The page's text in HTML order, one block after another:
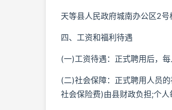
天等县人民政府城南办公区2号
四、工资和福利待遇
(一)工资待遇：正式聘用后，
(二)社会保障：正式聘用人员
社会保险费)由县财政负担;个人